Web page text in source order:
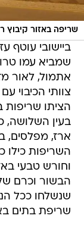
שריפה באזור קיבוץ
ביישובי
שמביא עמו
אתמול, לאור
צוותי הכיבוי
בעין השלושה,
ארז, מפלסים,
השריפות כילו
וחורש טבעי
הבשור וכרם
שנשלחו ככל
שריפת בתים